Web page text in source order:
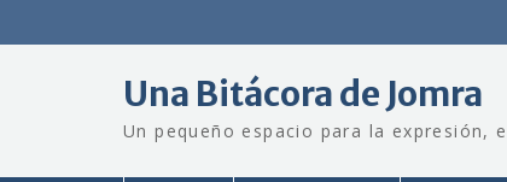
Una Bitácora de Jomra
Un pequeño espacio para la expresión,